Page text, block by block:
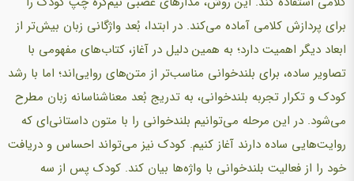
برای پردازش کلامی آماده می‌کند. در ابتدا، بُعد واژگانی زبان بیش‌تر از
ابعاد دیگر اهمیت دارد؛ به همین دلیل در آغاز، کتاب‌های مفهومی با
تصاویر ساده، برای بلندخوانی مناسب‌تر از متن‌های روایی‌اند؛ اما با رشد
کودک و تکرار تجربه بلندخوانی، به تدریج بُعد معناشناسانه زبان مطرح
می‌شود. در این مرحله می‌توانیم بلندخوانی را با متون داستانی‌ای که
روایت‌هایی ساده دارند آغاز کنیم. کودک نیز می‌تواند احساس و دریافت
خود را از فعالیت بلندخوانی با واژه‌ها بیان کند. کودک پس از سه